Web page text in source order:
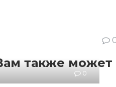
также может
0